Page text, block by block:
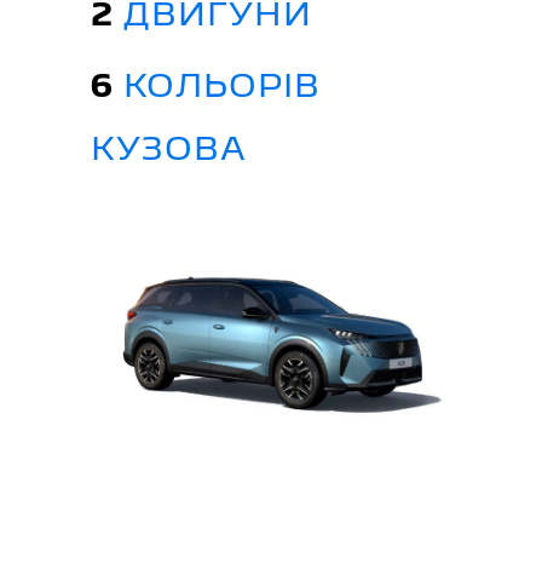
2 ДВИГУНИ
6 КОЛЬОРІВ
КУЗОВА